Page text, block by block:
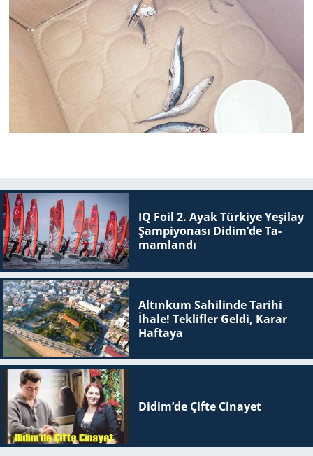
IQ Foil 2. Ayak Tür­ki­ye Ye­şi­lay
Şam­pi­yo­na­sı Didim’de Ta­
mam­lan­dı
Altınkum Sahilinde Tarihi
İhale! Teklifler Geldi, Karar
Haftaya
Didim’de Çifte Ci­na­yet